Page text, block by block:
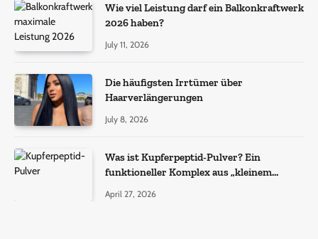
Wie viel Leistung darf ein Balkonkraftwerk
2026 haben?
July 11, 2026
Die häufigsten Irrtümer über
Haarverlängerungen
July 8, 2026
Was ist Kupferpeptid-Pulver? Ein
funktioneller Komplex aus „kleinem
April 27, 2026